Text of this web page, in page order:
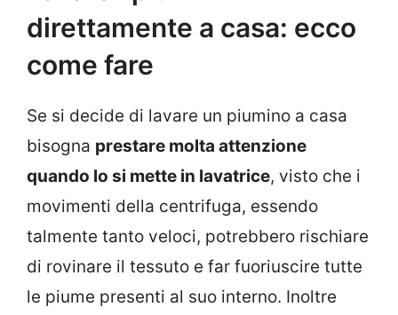
direttamente a casa: ecco
come fare
Se si decide di lavare un piumino a casa
bisogna prestare molta attenzione
quando lo si mette in lavatrice, visto che i
movimenti della centrifuga, essendo
talmente tanto veloci, potrebbero rischiare
di rovinare il tessuto e far fuoriuscire tutte
le piume presenti al suo interno. Inoltre